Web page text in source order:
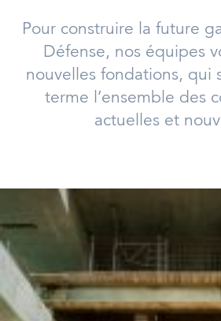
Pour construire la future
Défense, nos équipes
nouvelles fondations, qui
terme l’ensemble des
actuelles et